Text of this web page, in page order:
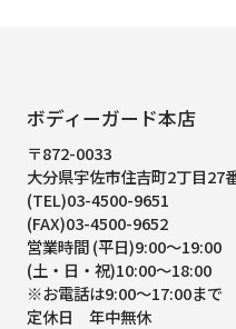
ボディーガード本店
〒872-0033
大分県宇佐市住吉町2丁目27
(TEL)03-4500-9651
(FAX)03-4500-9652
営業時間 (平日)9:00～19:00
(土・日・祝)10:00～18:00
※お電話は9:00～17:00まで
定休日 年中無休